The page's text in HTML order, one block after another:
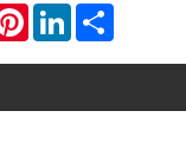
PinterestLinkedIn